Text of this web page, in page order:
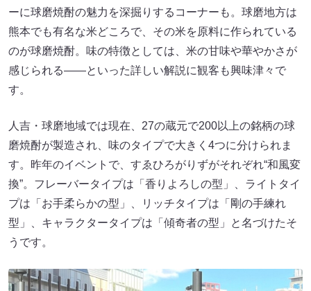
ーに球磨焼酎の魅力を深掘りするコーナーも。球磨地方は
熊本でも有名な米どころで、その米を原料に作られている
のが球磨焼酎。味の特徴としては、米の甘味や華やかさが
感じられる――といった詳しい解説に観客も興味津々で
す。
人吉・球磨地域では現在、27の蔵元で200以上の銘柄の球
磨焼酎が製造され、味のタイプで大きく4つに分けられま
す。昨年のイベントで、すゑひろがりずがそれぞれ“和風変
換”。フレーバータイプは「香りよろしの型」、ライトタイ
プは「お手柔らかの型」、リッチタイプは「剛の手練れ
型」、キャラクタータイプは「傾奇者の型」と名づけたそ
うです。